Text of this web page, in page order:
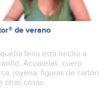
de verano
feria está hecho a
Acuarelas, cuero
joyería, figuras de cartón
otras cosas.